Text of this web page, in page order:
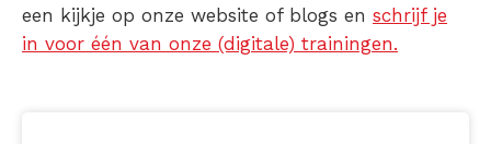
een kijkje op onze website of blogs en schrijf je
in voor één van onze (digitale) trainingen.